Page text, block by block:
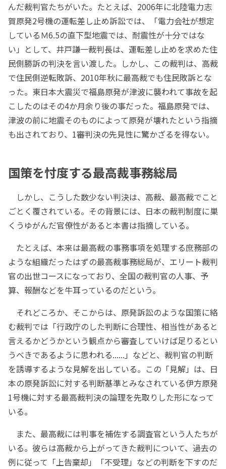
んだ裁判官たちがいた。たとえば、2006年に北陸電力志
賀原発2号機の運転差し止め訴訟では、「電力会社が想定
しているＭ6.5の直下型地震では、耐震性が十分ではな
い」として、井戸謙一裁判長は、運転差し止めを求めた住
民側勝訴の判決を言い渡した。しかし、この裁判は、高裁
で住民側逆転敗訴、2010年秋に最高裁でも住民敗訴とな
った。東日本大震災で福島原発が津波に襲われて事故を起
こしたのはその4か月余り後の事だった。福島原発では、
津波の前に地震そのものによって原発が壊れたという指摘
も出されており、1審判決の先見性に驚かざるを得ない。
国策を忖度する最高裁事務総局
しかし、こうした数少ない判決は、高裁、最高裁でこと
ごとく覆されている。その背景には、日本の裁判制度に巣
くうゆがんだ官僚性があると本書は指摘している。
たとえば、本来は最高裁の事務事項を処理する庶務部の
ような組織だったはずの最高裁事務総局が、エリート裁判
官の出世コースになっており、全国の裁判官の人事、予
算、報酬などを牛耳っているのだという。
それどころか、そこからは、原発訴訟のような国策に絡
む裁判では「行政庁のした判断に合理性、相当性があると
言えるかどうかという観点から審査していけば足りるとい
うべきであるように思われる......」などと、裁判官の判断
を誘導するような見解を出している。この「見解」は、日
本の原発訴訟に対する判断基準とみなされている伊方原発
1号機に対する最高裁判決の論理を先取りした形になって
いる。
また、最高裁には判事を補佐する調査官という人たちが
いる。彼らは高裁から上がってきた裁判について、過去の
例に従って「上告棄却」「不受理」などの判断を下すのだ